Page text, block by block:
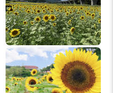
2026年8月下旬～9月中旬
和歌山県植物公園 緑花セ
ンター パノラマ花壇ひま
わり園